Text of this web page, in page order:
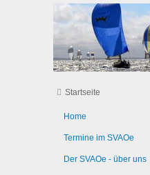
Startseite
Home
Termine im SVAOe
Der SVAOe - über uns